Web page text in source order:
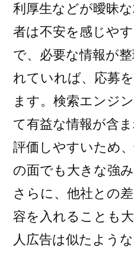
利厚生などが曖昧
者は不安を感じや
で、必要な情報が
れていれば、応募
ます。検索エンジ
て有益な情報が含
評価しやすいため
の面でも大きな強
さらに、他社との
容を入れることも
人広告は似たよう